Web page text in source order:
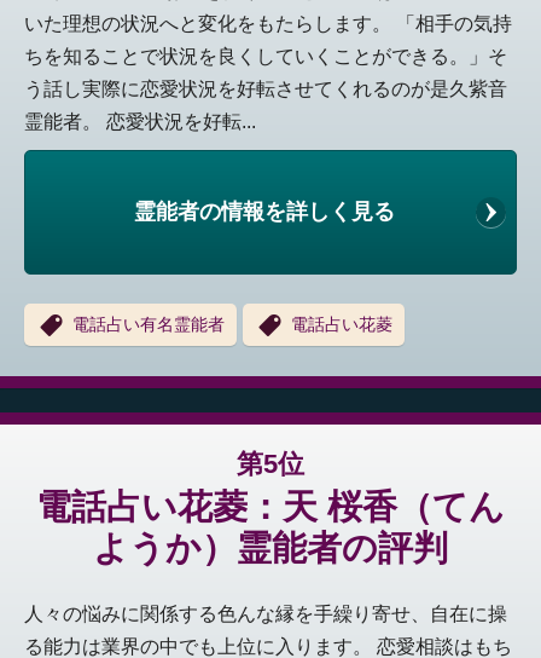
いた理想の状況へと変化をもたらします。 「相手の気持
ちを知ることで状況を良くしていくことができる。」そ
う話し実際に恋愛状況を好転させてくれるのが是久紫音
霊能者。 恋愛状況を好転...
霊能者の情報を詳しく見る
電話占い有名霊能者 電話占い花菱
第5位
電話占い花菱：天 桜香（てん
ようか）霊能者の評判
人々の悩みに関係する色んな縁を手繰り寄せ、自在に操
る能力は業界の中でも上位に入ります。 恋愛相談はもち